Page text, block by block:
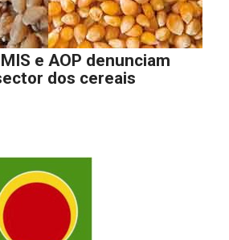
e AOP denunciam
dos cereais